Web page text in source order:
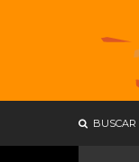
BUSCAR